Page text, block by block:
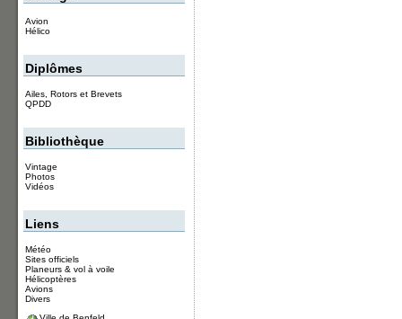
Avion
Hélico
Diplômes
Ailes, Rotors et Brevets
QPDD
Bibliothèque
Vintage
Photos
Vidéos
Liens
Météo
Sites officiels
Planeurs & vol à voile
Hélicoptères
Avions
Divers